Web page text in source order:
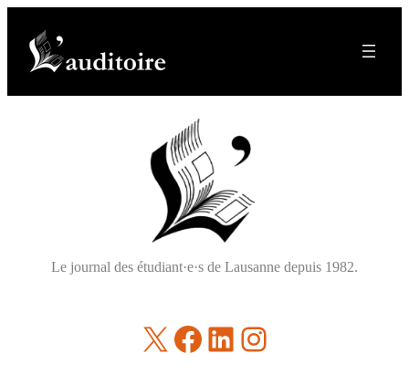
Le journal des étudiant·e·s de Lausanne depuis 1982.
X Facebook
LinkedIn
Instagram